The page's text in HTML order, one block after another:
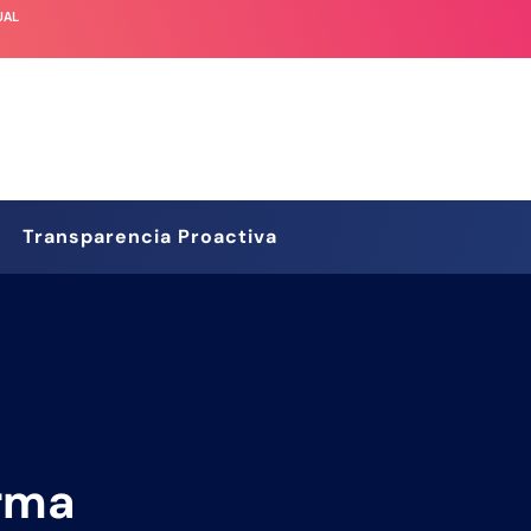
Transparencia Proactiva